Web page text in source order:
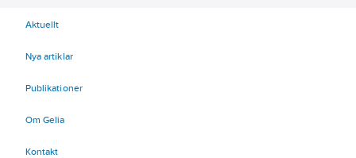
Aktuellt
Nya artiklar
Publikationer
Om Gelia
Kontakt